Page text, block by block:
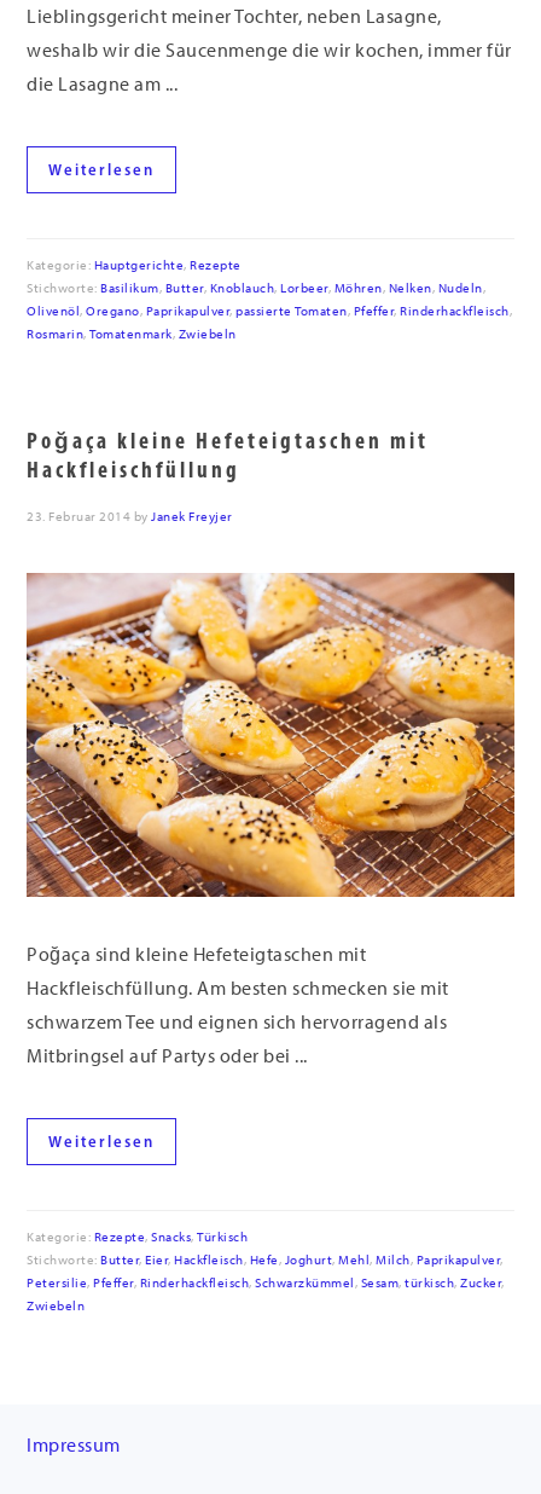
Lieblingsgericht meiner Tochter, neben Lasagne,
weshalb wir die Saucenmenge die wir kochen, immer für
die Lasagne am ...
Weiterlesen
Kategorie: Hauptgerichte,Rezepte
Stichworte:Basilikum, Butter, Knoblauch,Lorbeer, Möhren, Nelken, Nudeln,
Olivenöl,Oregano, Paprikapulver,passierte Tomaten, Pfeffer,Rinderhackfleisch,
Rosmarin,Tomatenmark, Zwiebeln
Poğaça kleine Hefeteigtaschen mit
Hackfleischfüllung
23. Februar 2014 byJanek Freyjer
Poğaça sind kleine Hefeteigtaschen mit
Hackfleischfüllung. Am besten schmecken sie mit
schwarzem Tee und eignen sich hervorragend als
Mitbringsel auf Partys oder bei ...
Weiterlesen
Kategorie: Rezepte,Snacks,Türkisch
Stichworte:Butter,Eier,Hackfleisch, Hefe, Joghurt,Mehl,Milch, Paprikapulver,
Petersilie,Pfeffer, Rinderhackfleisch,Schwarzkümmel , Sesam,türkisch,Zucker,
Zwiebeln
Footer
Impressum